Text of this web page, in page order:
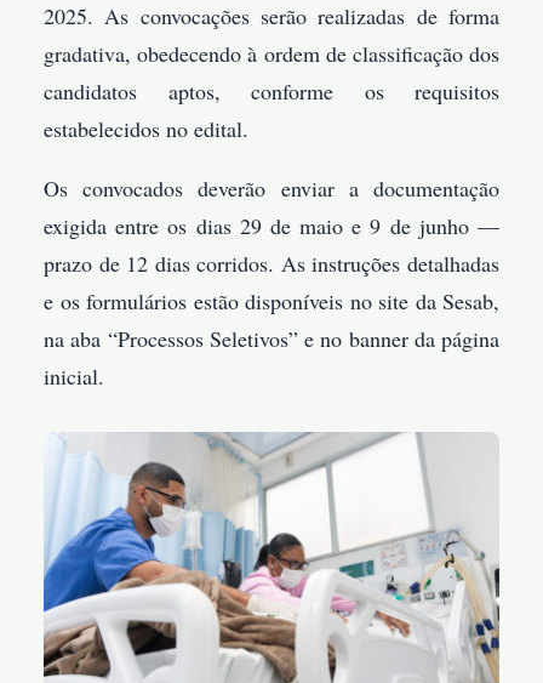
2025. As convocações serão realizadas de forma
gradativa, obedecendo à ordem de classificação dos
candidatos aptos, conforme os requisitos
estabelecidos no edital.
Os convocados deverão enviar a documentação
exigida entre os dias 29 de maio e 9 de junho —
prazo de 12 dias corridos. As instruções detalhadas
e os formulários estão disponíveis no site da Sesab,
na aba “Processos Seletivos” e no banner da página
inicial.